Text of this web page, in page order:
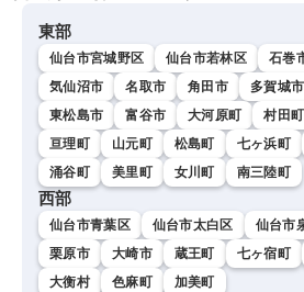
東部
仙台市宮城野区 仙台市若林区 石巻
気仙沼市
名取市 角田市 多賀城市
東松島市
富谷市 大河原町 村田町
亘理町
山元町 松島町 七ヶ浜町
涌谷町
美里町 女川町 南三陸町
西部
仙台市青葉区 仙台市太白区 仙台市
栗原市
大崎市 蔵王町 七ヶ宿町
大衡村
色麻町 加美町